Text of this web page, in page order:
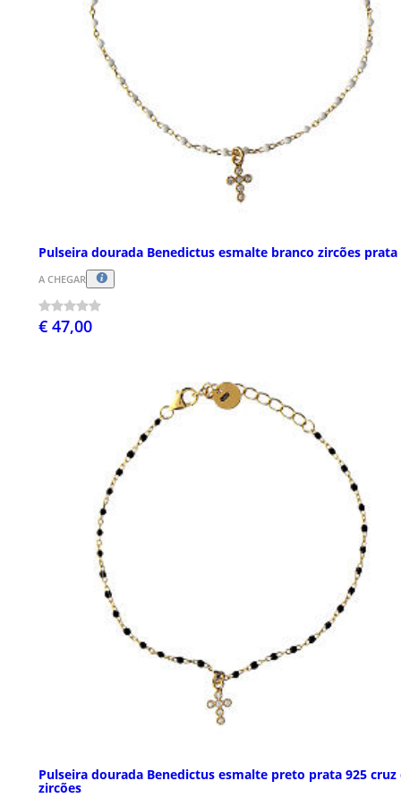
Pulseira dourada Benedictus esmalte branco zircões prata
A CHEGAR
€ 47,00
Pulseira dourada Benedictus esmalte preto prata 925 cruz
zircões